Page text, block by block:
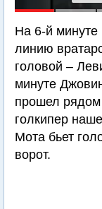
На 6-й минуте
линию
головой –
минуте
прошел рядом
голкипер
Мота бьет
ворот.